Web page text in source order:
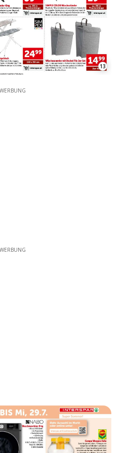
13
WERBUNG
WERBUNG